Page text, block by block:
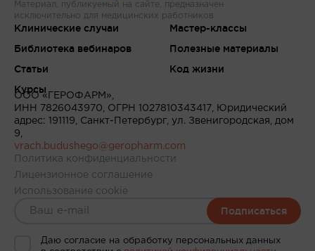
Материал, публикуемый на сайте, предназначен
исключительно для медицинских работников
Клинические случаи
Библиотека вебинаров
Статьи
Курсы
Мастер-классы
Полезные материалы
Код жизни
ООО «ГЕРОФАРМ»,
ИНН 7826043970, ОГРН 1027810343417, Юридический
адрес: 191119, Санкт-Петербург, ул. Звенигородская, дом
9,
vrach.budushego@geropharm.com
Политика конфиденциальности
Лицензионное соглашение
Использование cookie
Подписаться
Даю согласие на обработку персональных данных